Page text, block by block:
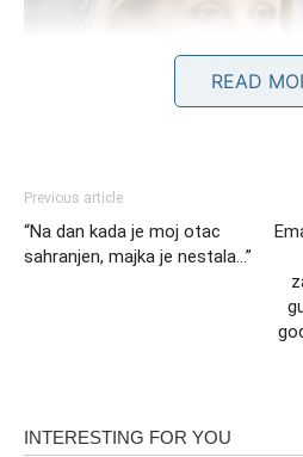
READ
Previous article
“Na dan kada je moj otac
sahranjen, majka je nestala…”